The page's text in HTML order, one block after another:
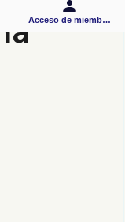
Acceso de miembros